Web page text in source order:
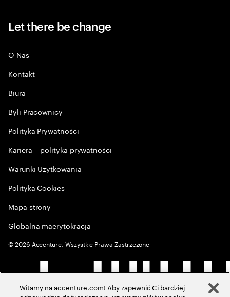
Let there be change
O Nas
Kontakt
Biura
Byli Pracownicy
Polityka Prywatności
Kariera – polityka prywatności
Warunki Użytkowania
Polityka Cookies
Mapa strony
Globalna maerytokracja
©2026 Accenture, Wszystkie Prawa Zastrzeżone
Witamy na accenture.com! Aby zapewnić Ci bardziej